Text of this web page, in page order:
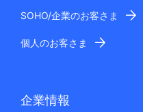
SOHO/企業のお客さま
個人のお客さま
企業情報